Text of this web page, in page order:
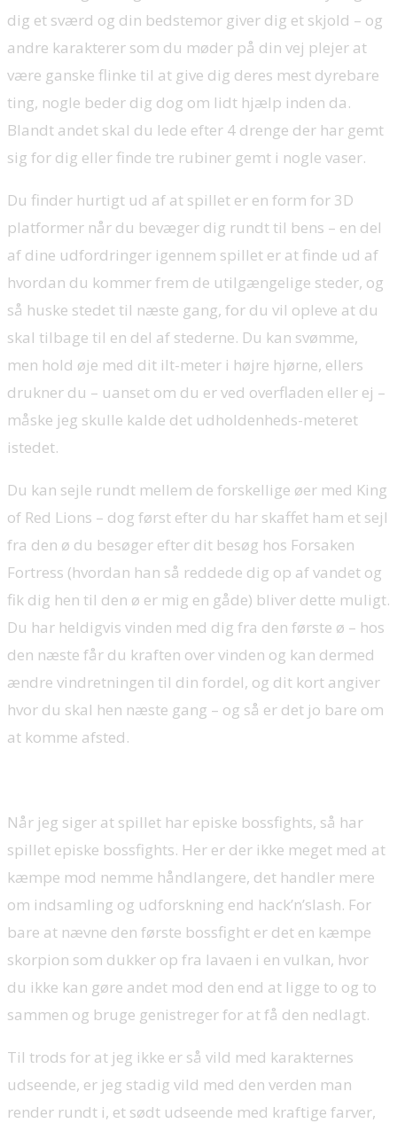
dig et sværd og din bedstemor giver dig et skjold – og
andre karakterer som du møder på din vej plejer at
være ganske flinke til at give dig deres mest dyrebare
ting, nogle beder dig dog om lidt hjælp inden da.
Blandt andet skal du lede efter 4 drenge der har gemt
sig for dig eller finde tre rubiner gemt i nogle vaser.
Du finder hurtigt ud af at spillet er en form for 3D
platformer når du bevæger dig rundt til bens – en del
af dine udfordringer igennem spillet er at finde ud af
hvordan du kommer frem de utilgængelige steder, og
så huske stedet til næste gang, for du vil opleve at du
skal tilbage til en del af stederne. Du kan svømme,
men hold øje med dit ilt-meter i højre hjørne, ellers
drukner du – uanset om du er ved overfladen eller ej –
måske jeg skulle kalde det udholdenheds-meteret
istedet.
Du kan sejle rundt mellem de forskellige øer med King
of Red Lions – dog først efter du har skaffet ham et sejl
fra den ø du besøger efter dit besøg hos Forsaken
Fortress (hvordan han så reddede dig op af vandet og
fik dig hen til den ø er mig en gåde) bliver dette muligt.
Du har heldigvis vinden med dig fra den første ø – hos
den næste får du kraften over vinden og kan dermed
ændre vindretningen til din fordel, og dit kort angiver
hvor du skal hen næste gang – og så er det jo bare om
at komme afsted.
Når jeg siger at spillet har episke bossfights, så har
spillet episke bossfights. Her er der ikke meget med at
kæmpe mod nemme håndlangere, det handler mere
om indsamling og udforskning end hack’n’slash. For
bare at nævne den første bossfight er det en kæmpe
skorpion som dukker op fra lavaen i en vulkan, hvor
du ikke kan gøre andet mod den end at ligge to og to
sammen og bruge genistreger for at få den nedlagt.
Til trods for at jeg ikke er så vild med karakternes
udseende, er jeg stadig vild med den verden man
render rundt i, et sødt udseende med kraftige farver,